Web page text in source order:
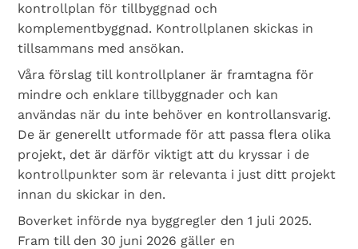
kontrollplan för tillbyggnad och
komplementbyggnad. Kontrollplanen skickas in
tillsammans med ansökan.
Våra förslag till kontrollplaner är framtagna för
mindre och enklare tillbyggnader och kan
användas när du inte behöver en kontrollansvarig.
De är generellt utformade för att passa flera olika
projekt, det är därför viktigt att du kryssar i de
kontrollpunkter som är relevanta i just ditt projekt
innan du skickar in den.
Boverket införde nya byggregler den 1 juli 2025.
Fram till den 30 juni 2026 gäller en